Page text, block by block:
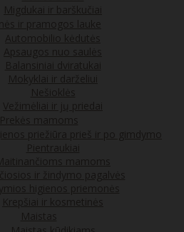
Migdukai ir barškučiai
ir pramogos lauke
Automobilio kėdutės
Apsaugos nuo saulės
Balansiniai dviratukai
Mokyklai ir darželiui
Nešioklės
Vežimėliai ir jų priedai
Prekės mamoms
priežiūra prieš ir po gimdymo
Pientraukiai
mamoms
ir žindymo pagalvės
higienos priemonės
Krepšiai ir kosmetinės
Maistas